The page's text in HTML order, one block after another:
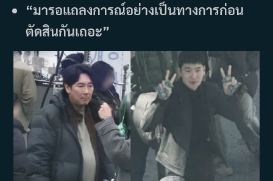
“มารอแถลงการณ์อย่างเป็นทางการก่อน
ตัดสินกันเถอะ”